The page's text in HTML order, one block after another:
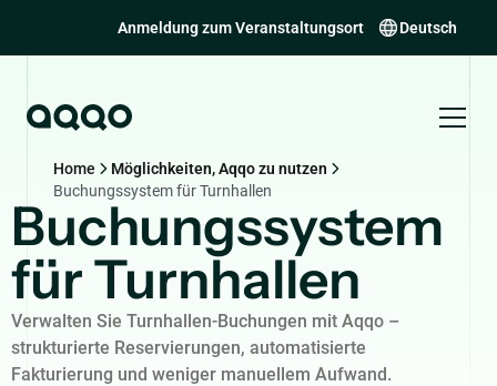
Anmeldung zum Veranstaltungsort Deutsch
Home
Möglichkeiten, Aqqo zu nutzen
Buchungssystem für Turnhallen
Buchungssystem
für Turnhallen
Verwalten Sie Turnhallen-Buchungen mit Aqqo –
strukturierte Reservierungen, automatisierte
Fakturierung und weniger manuellem Aufwand.